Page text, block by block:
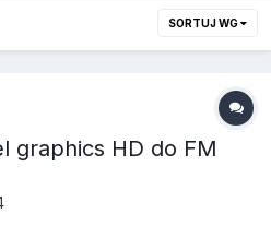
SORTUJ WG
graphics HD do FM